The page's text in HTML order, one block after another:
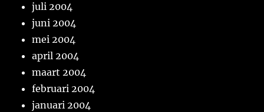
juli 2004
juni 2004
mei 2004
april 2004
maart 2004
februari 2004
januari 2004